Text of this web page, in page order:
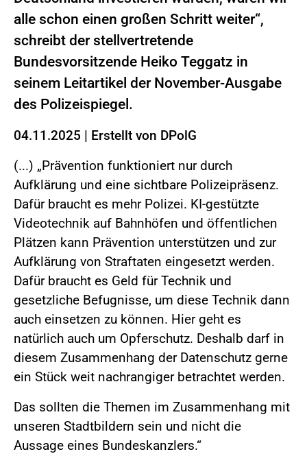
alle schon einen großen Schritt weiter“,
schreibt der stellvertretende
Bundesvorsitzende Heiko Teggatz in
seinem Leitartikel der November-Ausgabe
des Polizeispiegel.
04.11.2025 | Erstellt von DPolG
(...) „Prävention funktioniert nur durch
Aufklärung und eine sichtbare Polizeipräsenz.
Dafür braucht es mehr Polizei. KI-gestützte
Videotechnik auf Bahnhöfen und öffentlichen
Plätzen kann Prävention unterstützen und zur
Aufklärung von Straftaten eingesetzt werden.
Dafür braucht es Geld für Technik und
gesetzliche Befugnisse, um diese Technik dann
auch einsetzen zu können. Hier geht es
natürlich auch um Opferschutz. Deshalb darf in
diesem Zusammenhang der Datenschutz gerne
ein Stück weit nachrangiger betrachtet werden.
Das sollten die Themen im Zusammenhang mit
unseren Stadtbildern sein und nicht die
Aussage eines Bundeskanzlers.“